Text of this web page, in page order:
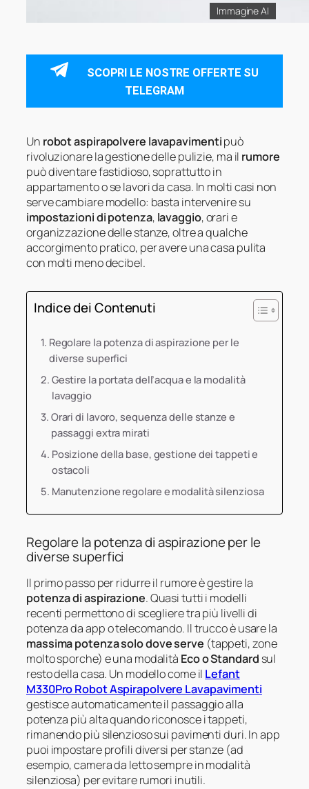
Immagine AI
SCOPRI LE NOSTRE OFFERTE SU
TELEGRAM
Un robot aspirapolvere lavapavimentipuò
rivoluzionare la gestione delle pulizie, ma il rumore
può diventare fastidioso, soprattutto in
appartamento o se lavori da casa. In molti casi non
serve cambiare modello: basta intervenire su
impostazioni di potenza, lavaggio, orari e
organizzazione delle stanze, oltre a qualche
accorgimento pratico, per avere una casa pulita
con molti meno decibel.
Indice dei Contenuti
Regolare la potenza di aspirazione per le
diverse superfici
Gestire la portata dell’acqua e la modalità
lavaggio
Orari di lavoro, sequenza delle stanze e
passaggi extra mirati
Posizione della base, gestione dei tappeti e
ostacoli
Manutenzione regolare e modalità silenziosa
Regolare la potenza di aspirazione per le
diverse superfici
Il primo passo per ridurre il rumore è gestire la
potenza di aspirazione. Quasi tutti i modelli
recenti permettono di scegliere tra più livelli di
potenza da app o telecomando. Il trucco è usare la
massima potenza solo dove serve (tappeti, zone
molto sporche) e una modalità Eco o Standard sul
resto della casa. Un modello come il Lefant
M330Pro Robot Aspirapolvere Lavapavimenti
gestisce automaticamente il passaggio alla
potenza più alta quando riconosce i tappeti,
rimanendo più silenzioso sui pavimenti duri. In app
puoi impostare profili diversi per stanze (ad
esempio, camera da letto sempre in modalità
silenziosa) per evitare rumori inutili.